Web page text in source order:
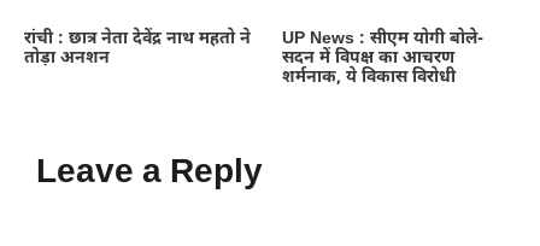
रांची : छात्र नेता देवेंद्र नाथ महतो ने
तोड़ा अनशन
UP News : सीएम योगी बोले-
सदन में विपक्ष का आचरण
शर्मनाक, ये विकास विरोधी
Leave a Reply